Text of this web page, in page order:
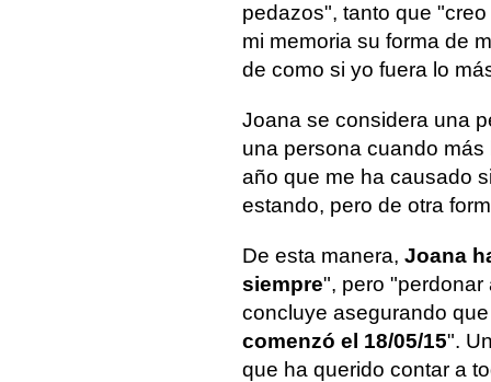
pedazos", tanto que
mi memoria su forma de
de como si yo fuera lo
Joana se considera una
una persona cuando más
año que me ha causado
estando, pero de otra
De esta manera, Joana
siempre", pero
concluye asegurando
comenzó el 18/05/15".
que ha querido contar a